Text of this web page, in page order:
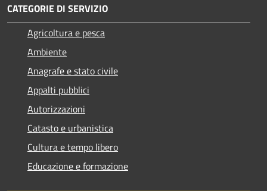
CATEGORIE DI SERVIZIO
Agricoltura e pesca
Ambiente
Anagrafe e stato civile
Appalti pubblici
Autorizzazioni
Catasto e urbanistica
Cultura e tempo libero
Educazione e formazione